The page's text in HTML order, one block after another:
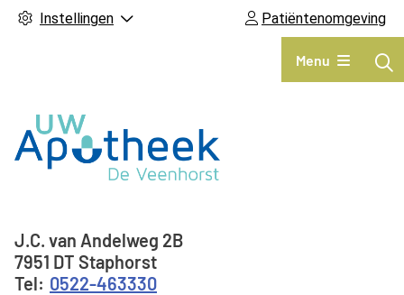
Instellingen Patiëntenomgeving
Hoofdmenu
Menu
Adresgegevens
J.C. van Andelweg 2B
7951 DT Staphorst
0522-463330